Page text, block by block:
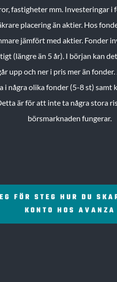
fastigheter mm. Investeringar i
placering än aktier. Hos
jämfört med aktier. Fonder
(längre än 5 år). I början kan
upp och ner i pris mer än
i några olika fonder (5-8 st) samt
är för att inte ta några stora
börsmarknaden fungerar.
FÖR STEG HUR DU
KONTO HOS AVANZA